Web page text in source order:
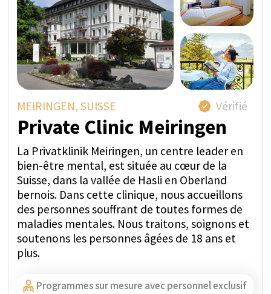
Trouvez le traitement
parfait pour vous
La première étape vers le rétablissement est de
décider d'entrer en centre de réadaptation. Une
l'établissement adapté à vos besoins spécifiques.
À quoi luttez-vous ?
Travailler avec nous vous offre un soutien
et des soins indépendants - nous écoutons
attentivement votre histoire. Aucun besoin
de contacter vous-même toutes les
cliniques. Évitez de partager vos
informations avec de multiples institutions
et la divulgation de vos données à des fins
marketing.
Quel type de soins recherchez-vous ?
impartiaux, forts d'années d'expérience